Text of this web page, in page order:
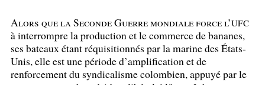
Alors que la Seconde Guerre mondiale force l’UFC
à interrompre la production et le commerce de bananes,
ses bateaux étant réquisitionnés par la marine des États-
Unis, elle est une période d’amplification et de
renforcement du syndicalisme colombien, appuyé par le